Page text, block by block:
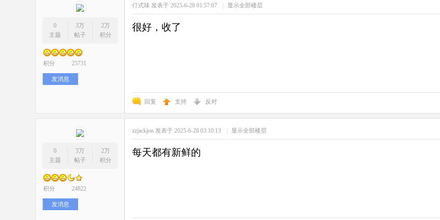
0
主题
3万
帖子
2万
积分
积分 25731
发消息
仃式味 发表于 2025-6-28 01:57:07 | 显示全部楼层
很好，收了
回复 支持 反对
0
主题
3万
帖子
2万
积分
积分 24822
发消息
zzjackjon 发表于 2025-6-28 03:10:13 | 显示全部楼层
每天都有新鲜的